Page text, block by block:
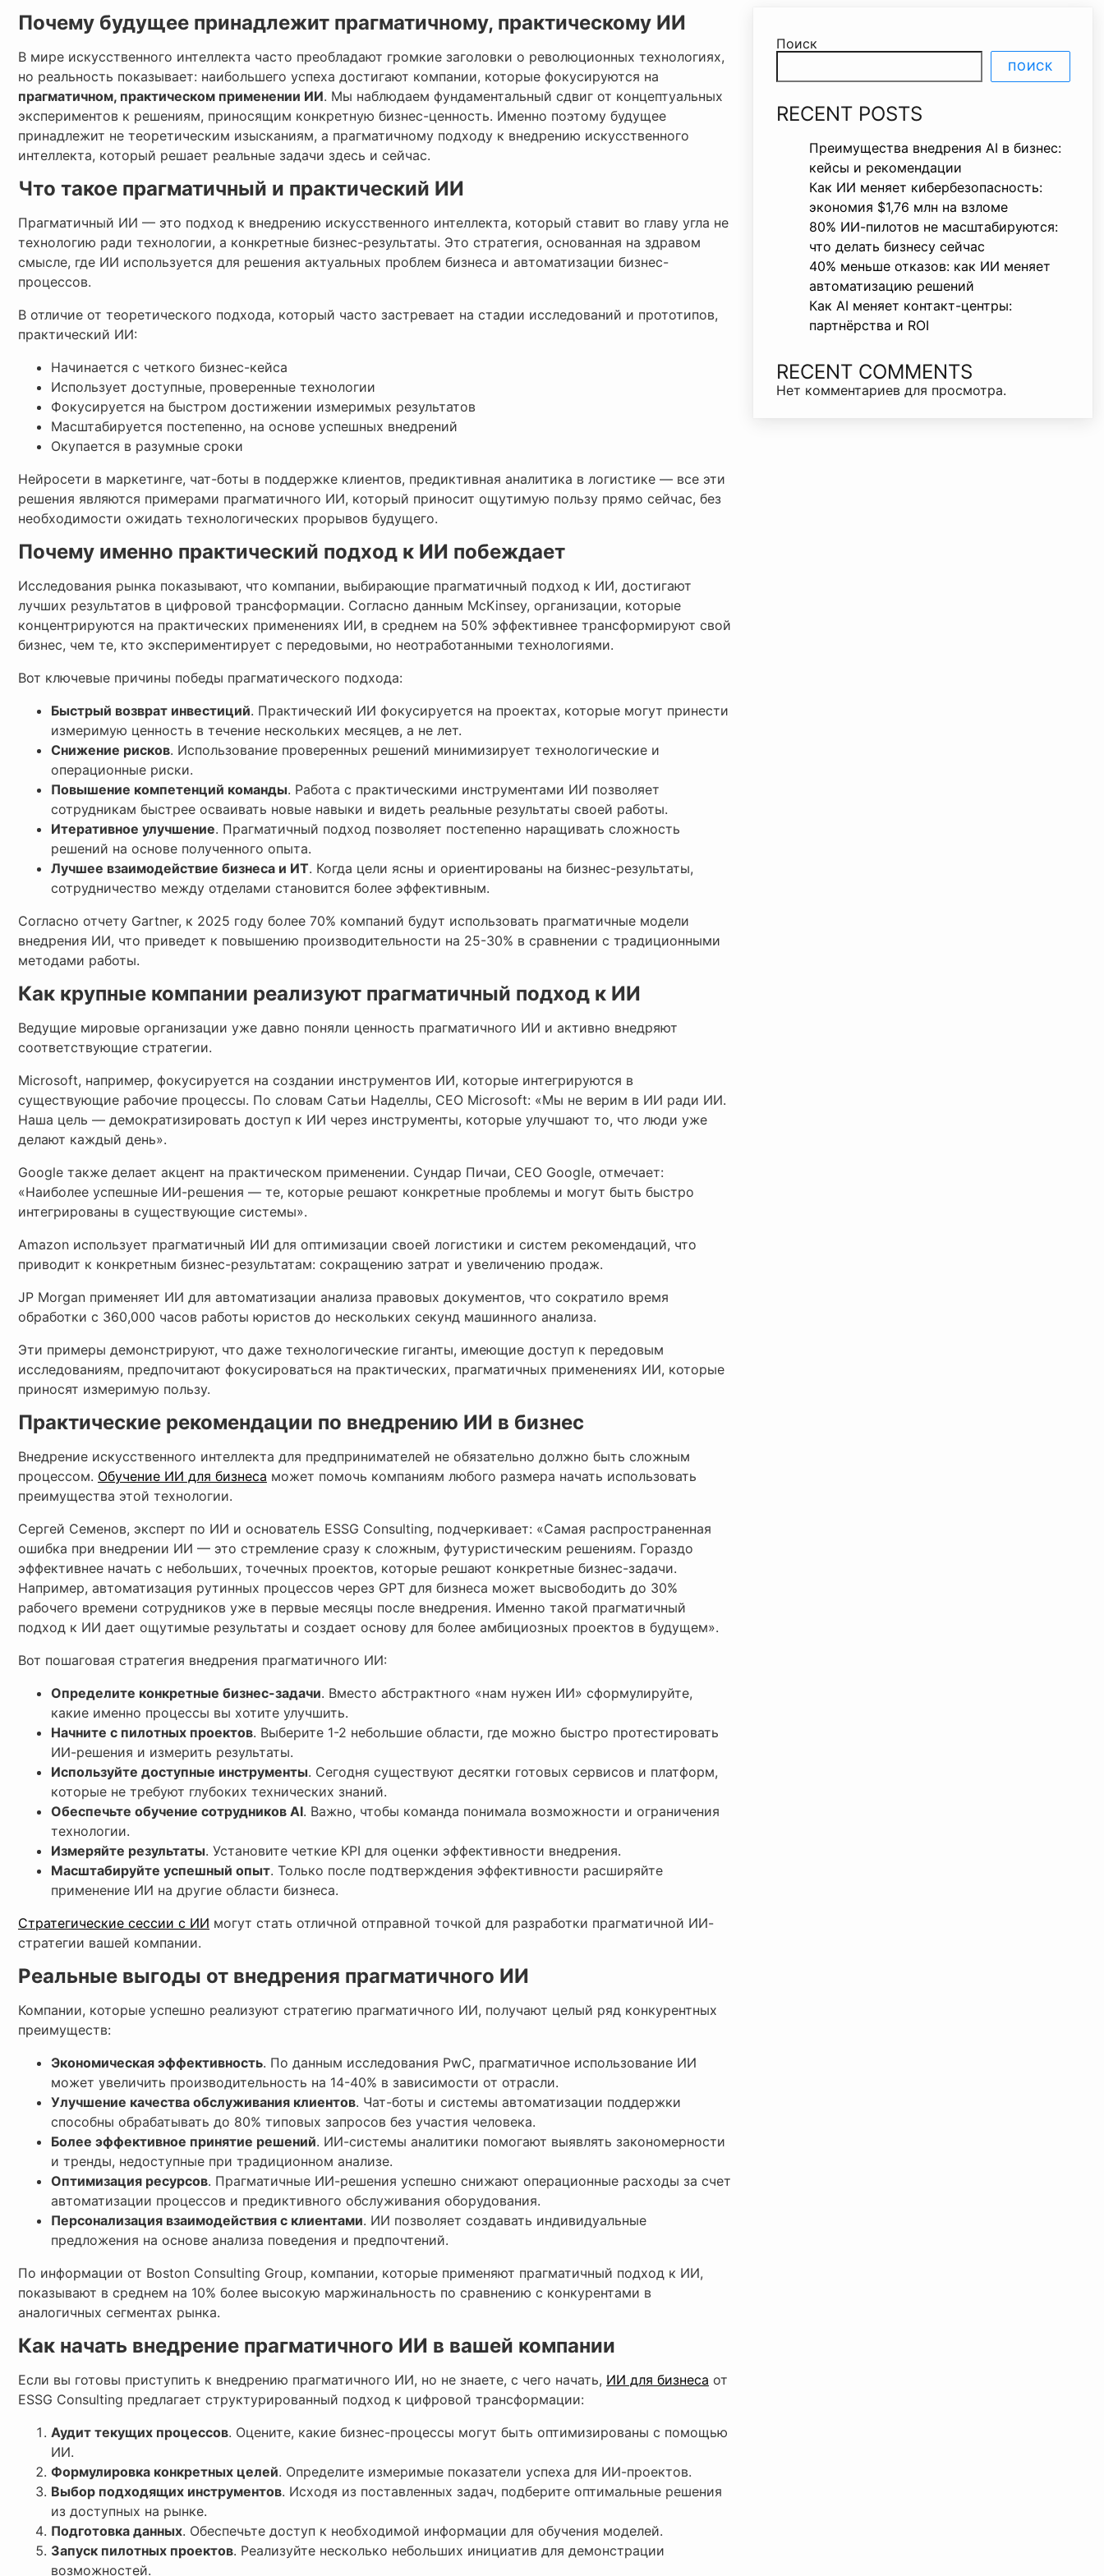
Почему будущее принадлежит прагматичному, практическому ИИ
В мире искусственного интеллекта часто преобладают громкие заголовки о революционных технологиях,
но реальность показывает: наибольшего успеха достигают компании, которые фокусируются на
прагматичном, практическом применении ИИ. Мы наблюдаем фундаментальный сдвиг от концептуальных
экспериментов к решениям, приносящим конкретную бизнес-ценность. Именно поэтому будущее
принадлежит не теоретическим изысканиям, а прагматичному подходу к внедрению искусственного
интеллекта, который решает реальные задачи здесь и сейчас.
Что такое прагматичный и практический ИИ
Прагматичный ИИ — это подход к внедрению искусственного интеллекта, который ставит во главу угла не
технологию ради технологии, а конкретные бизнес-результаты. Это стратегия, основанная на здравом
смысле, где ИИ используется для решения актуальных проблем бизнеса и автоматизации бизнес-
процессов.
В отличие от теоретического подхода, который часто застревает на стадии исследований и прототипов,
практический ИИ:
Начинается с четкого бизнес-кейса
Использует доступные, проверенные технологии
Фокусируется на быстром достижении измеримых результатов
Масштабируется постепенно, на основе успешных внедрений
Окупается в разумные сроки
Нейросети в маркетинге, чат-боты в поддержке клиентов, предиктивная аналитика в логистике — все эти
решения являются примерами прагматичного ИИ, который приносит ощутимую пользу прямо сейчас, без
необходимости ожидать технологических прорывов будущего.
Почему именно практический подход к ИИ побеждает
Исследования рынка показывают, что компании, выбирающие прагматичный подход к ИИ, достигают
лучших результатов в цифровой трансформации. Согласно данным McKinsey, организации, которые
концентрируются на практических применениях ИИ, в среднем на 50% эффективнее трансформируют свой
бизнес, чем те, кто экспериментирует с передовыми, но неотработанными технологиями.
Вот ключевые причины победы прагматического подхода:
Быстрый возврат инвестиций. Практический ИИ фокусируется на проектах, которые могут принести
измеримую ценность в течение нескольких месяцев, а не лет.
Снижение рисков. Использование проверенных решений минимизирует технологические и
операционные риски.
Повышение компетенций команды. Работа с практическими инструментами ИИ позволяет
сотрудникам быстрее осваивать новые навыки и видеть реальные результаты своей работы.
Итеративное улучшение. Прагматичный подход позволяет постепенно наращивать сложность
решений на основе полученного опыта.
Лучшее взаимодействие бизнеса и ИТ. Когда цели ясны и ориентированы на бизнес-результаты,
сотрудничество между отделами становится более эффективным.
Согласно отчету Gartner, к 2025 году более 70% компаний будут использовать прагматичные модели
внедрения ИИ, что приведет к повышению производительности на 25-30% в сравнении с традиционными
методами работы.
Как крупные компании реализуют прагматичный подход к ИИ
Ведущие мировые организации уже давно поняли ценность прагматичного ИИ и активно внедряют
соответствующие стратегии.
Microsoft, например, фокусируется на создании инструментов ИИ, которые интегрируются в
существующие рабочие процессы. По словам Сатьи Наделлы, CEO Microsoft: «Мы не верим в ИИ ради ИИ.
Наша цель — демократизировать доступ к ИИ через инструменты, которые улучшают то, что люди уже
делают каждый день».
Google также делает акцент на практическом применении. Сундар Пичаи, CEO Google, отмечает:
«Наиболее успешные ИИ-решения — те, которые решают конкретные проблемы и могут быть быстро
интегрированы в существующие системы».
Amazon использует прагматичный ИИ для оптимизации своей логистики и систем рекомендаций, что
приводит к конкретным бизнес-результатам: сокращению затрат и увеличению продаж.
JP Morgan применяет ИИ для автоматизации анализа правовых документов, что сократило время
обработки с 360,000 часов работы юристов до нескольких секунд машинного анализа.
Эти примеры демонстрируют, что даже технологические гиганты, имеющие доступ к передовым
исследованиям, предпочитают фокусироваться на практических, прагматичных применениях ИИ, которые
приносят измеримую пользу.
Практические рекомендации по внедрению ИИ в бизнес
Внедрение искусственного интеллекта для предпринимателей не обязательно должно быть сложным
процессом. Обучение ИИ для бизнеса может помочь компаниям любого размера начать использовать
преимущества этой технологии.
Сергей Семенов, эксперт по ИИ и основатель ESSG Consulting, подчеркивает: «Самая распространенная
ошибка при внедрении ИИ — это стремление сразу к сложным, футуристическим решениям. Гораздо
эффективнее начать с небольших, точечных проектов, которые решают конкретные бизнес-задачи.
Например, автоматизация рутинных процессов через GPT для бизнеса может высвободить до 30%
рабочего времени сотрудников уже в первые месяцы после внедрения. Именно такой прагматичный
подход к ИИ дает ощутимые результаты и создает основу для более амбициозных проектов в будущем».
Вот пошаговая стратегия внедрения прагматичного ИИ:
Определите конкретные бизнес-задачи. Вместо абстрактного «нам нужен ИИ» сформулируйте,
какие именно процессы вы хотите улучшить.
Начните с пилотных проектов. Выберите 1-2 небольшие области, где можно быстро протестировать
ИИ-решения и измерить результаты.
Используйте доступные инструменты. Сегодня существуют десятки готовых сервисов и платформ,
которые не требуют глубоких технических знаний.
Обеспечьте обучение сотрудников AI. Важно, чтобы команда понимала возможности и ограничения
технологии.
Измеряйте результаты. Установите четкие KPI для оценки эффективности внедрения.
Масштабируйте успешный опыт. Только после подтверждения эффективности расширяйте
применение ИИ на другие области бизнеса.
Стратегические сессии с ИИ могут стать отличной отправной точкой для разработки прагматичной ИИ-
стратегии вашей компании.
Реальные выгоды от внедрения прагматичного ИИ
Компании, которые успешно реализуют стратегию прагматичного ИИ, получают целый ряд конкурентных
преимуществ:
Экономическая эффективность. По данным исследования PwC, прагматичное использование ИИ
может увеличить производительность на 14-40% в зависимости от отрасли.
Улучшение качества обслуживания клиентов. Чат-боты и системы автоматизации поддержки
способны обрабатывать до 80% типовых запросов без участия человека.
Более эффективное принятие решений. ИИ-системы аналитики помогают выявлять закономерности
и тренды, недоступные при традиционном анализе.
Оптимизация ресурсов. Прагматичные ИИ-решения успешно снижают операционные расходы за счет
автоматизации процессов и предиктивного обслуживания оборудования.
Персонализация взаимодействия с клиентами. ИИ позволяет создавать индивидуальные
предложения на основе анализа поведения и предпочтений.
По информации от Boston Consulting Group, компании, которые применяют прагматичный подход к ИИ,
показывают в среднем на 10% более высокую маржинальность по сравнению с конкурентами в
аналогичных сегментах рынка.
Как начать внедрение прагматичного ИИ в вашей компании
Если вы готовы приступить к внедрению прагматичного ИИ, но не знаете, с чего начать, ИИ для бизнеса от
ESSG Consulting предлагает структурированный подход к цифровой трансформации:
Аудит текущих процессов. Оцените, какие бизнес-процессы могут быть оптимизированы с помощью
ИИ.
Формулировка конкретных целей. Определите измеримые показатели успеха для ИИ-проектов.
Выбор подходящих инструментов. Исходя из поставленных задач, подберите оптимальные решения
из доступных на рынке.
Подготовка данных. Обеспечьте доступ к необходимой информации для обучения моделей.
Запуск пилотных проектов. Реализуйте несколько небольших инициатив для демонстрации
возможностей.
Поиск
ПОИСК
RECENT POSTS
Преимущества внедрения AI в бизнес:
кейсы и рекомендации
Как ИИ меняет кибербезопасность:
экономия $1,76 млн на взломе
80% ИИ-пилотов не масштабируются:
что делать бизнесу сейчас
40% меньше отказов: как ИИ меняет
автоматизацию решений
Как AI меняет контакт-центры:
партнёрства и ROI
RECENT COMMENTS
Нет комментариев для просмотра.